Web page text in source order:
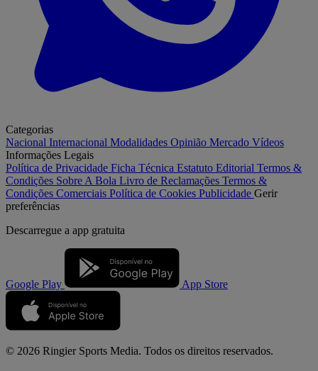
Categorias
Nacional Internacional Modalidades Opinião Mercado Vídeos
Informações Legais
Política de Privacidade Ficha Técnica Estatuto Editorial Termos &
Condições Sobre A Bola Livro de Reclamações Termos &
Condições Comerciais Política de Cookies Publicidade Gerir
preferências
Descarregue a app gratuita
Google Play App Store
© 2026 Ringier Sports Media. Todos os direitos reservados.